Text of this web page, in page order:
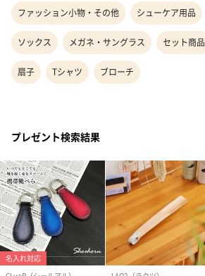
ファッション小物・その他 シューケア用品
ソックス メガネ・サングラス セット商品
扇子 Tシャツ ブローチ
プレゼント検索結果